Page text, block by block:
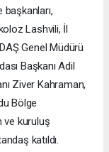
başkanları,
Lashvili, İl
Genel Müdürü
Başkanı Adil
Ziver Kahraman,
Bölge
ve kuruluş
katıldı.